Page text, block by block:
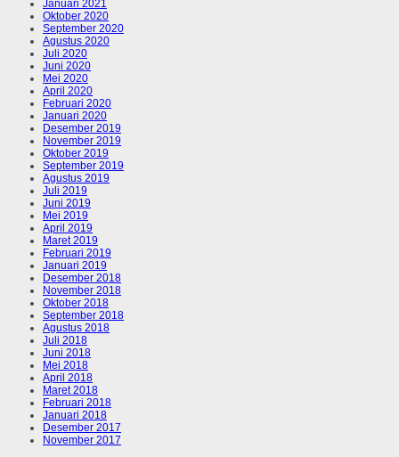
Januari 2021
Oktober 2020
September 2020
Agustus 2020
Juli 2020
Juni 2020
Mei 2020
April 2020
Februari 2020
Januari 2020
Desember 2019
November 2019
Oktober 2019
September 2019
Agustus 2019
Juli 2019
Juni 2019
Mei 2019
April 2019
Maret 2019
Februari 2019
Januari 2019
Desember 2018
November 2018
Oktober 2018
September 2018
Agustus 2018
Juli 2018
Juni 2018
Mei 2018
April 2018
Maret 2018
Februari 2018
Januari 2018
Desember 2017
November 2017